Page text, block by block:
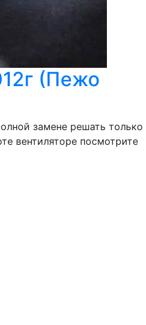
(Пежо
замене решать только
вентиляторе посмотрите